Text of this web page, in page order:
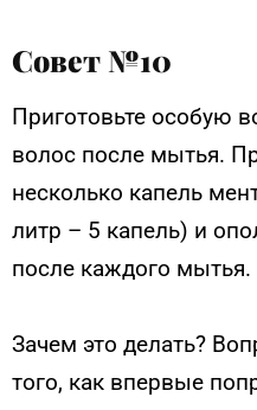
Совет №10
Приготовьте особую
волос после мытья.
несколько капель
литр – 5 капель) и
после каждого мытья.
Зачем это делать?
того, как впервые